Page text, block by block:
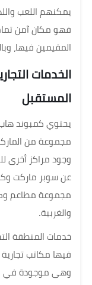
يمكنهم اللعب
فهو مكان آمن
المقيمين فيها،
الخدمات
المستقبل
يحتوي كمبوند هاب
مجموعة من
وجود مراكز أخرى
عن سوبر ماركت
مجموعة مطاعم
والغربية.
خدمات المنطقة
وهى موجودة في